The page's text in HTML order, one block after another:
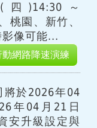
四)14:30～
桃園、新竹、
像可能...
網路降速演練
將於2026年04
年04月21日
安升級設定與